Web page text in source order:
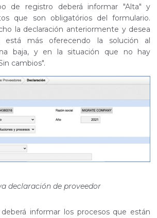
de registro deberá informar "Alta" y
que son obligatórios del formulario.
la declaración anteriormente y desea
más oferecendo la solución al
baja, y en la situación que no hay
cambios".
declaración de proveedor
informar los procesos que están